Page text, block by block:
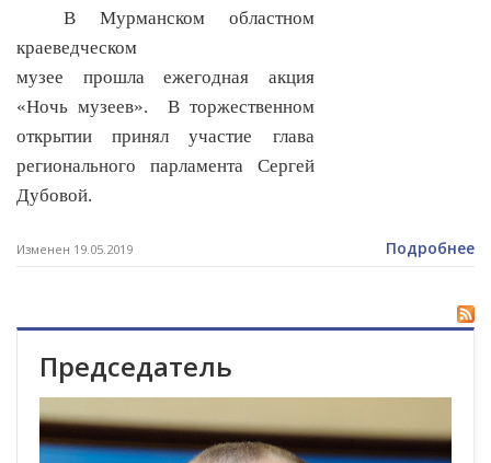
В Мурманском областном
краеведческом
музее прошла ежегодная акция
«Ночь музеев». В торжественном
открытии принял участие глава
регионального парламента Сергей
Дубовой.
Изменен 19.05.2019 Подробнее
Председатель